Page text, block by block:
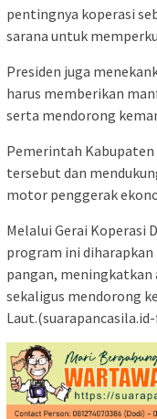
pentingnya koperasi
sarana untuk
Presiden juga
harus memberikan
serta mendorong
Pemerintah
tersebut dan
motor penggerak
Melalui Gerai Koperasi
program ini
pangan,
sekaligus mendorong